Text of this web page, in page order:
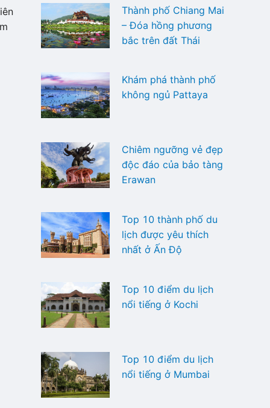
Thành phố Chiang Mai
– Đóa hồng phương
bắc trên đất Thái
Khám phá thành phố
không ngủ Pattaya
Chiêm ngưỡng vẻ đẹp
độc đáo của bảo tàng
Erawan
Top 10 thành phố du
lịch được yêu thích
nhất ở Ấn Độ
Top 10 điểm du lịch
nổi tiếng ở Kochi
Top 10 điểm du lịch
nổi tiếng ở Mumbai